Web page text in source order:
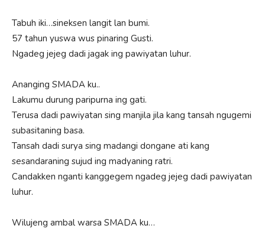
Tabuh iki…sineksen langit lan bumi.
57 tahun yuswa wus pinaring Gusti.
Ngadeg jejeg dadi jagak ing pawiyatan luhur.
Ananging SMADA ku..
Lakumu durung paripurna ing gati.
Terusa dadi pawiyatan sing manjila jila kang tansah ngugemi
subasitaning basa.
Tansah dadi surya sing madangi dongane ati kang
sesandaraning sujud ing madyaning ratri.
Candakken nganti kanggegem ngadeg jejeg dadi pawiyatan
luhur.
Wilujeng ambal warsa SMADA ku…